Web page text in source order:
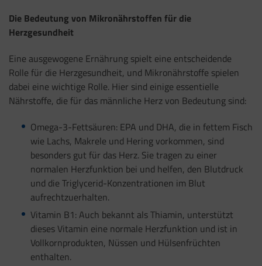
Die Bedeutung von Mikronährstoffen für die
Herzgesundheit
Eine ausgewogene Ernährung spielt eine entscheidende
Rolle für die Herzgesundheit, und Mikronährstoffe spielen
dabei eine wichtige Rolle. Hier sind einige essentielle
Nährstoffe, die für das männliche Herz von Bedeutung sind:
Omega-3-Fettsäuren: EPA und DHA, die in fettem Fisch
wie Lachs, Makrele und Hering vorkommen, sind
besonders gut für das Herz. Sie tragen zu einer
normalen Herzfunktion bei und helfen, den Blutdruck
und die Triglycerid-Konzentrationen im Blut
aufrechtzuerhalten.
Vitamin B1: Auch bekannt als Thiamin, unterstützt
dieses Vitamin eine normale Herzfunktion und ist in
Vollkornprodukten, Nüssen und Hülsenfrüchten
enthalten.